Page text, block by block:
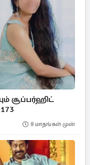
சூப்பர்ஹிட்
8 மாதங்கள் முன்